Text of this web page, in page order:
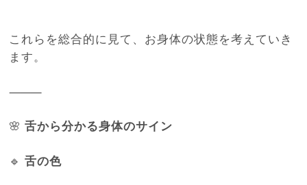
これらを総合的に見て、お身体の状態を考えていき
ます。
⸻
🌸 舌から分かる身体のサイン
🔹 舌の色